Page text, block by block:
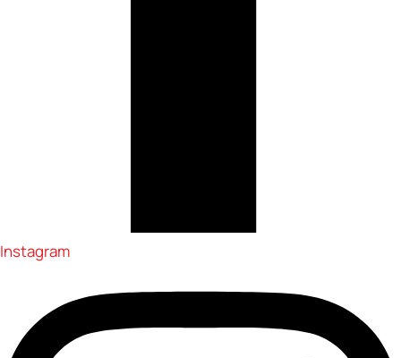
Instagram